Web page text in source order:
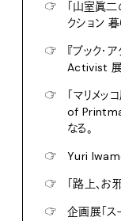
☞
「山室眞
クション 暮
☞
『ブック・
Activist 展
☞
「マリメ
of
なる。
☞
Yuri
☞
「路上、お
☞
企画展「ス